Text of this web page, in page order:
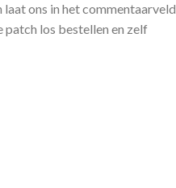
laat ons in het commentaarveld
patch los bestellen en zelf